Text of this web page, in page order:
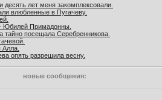
лет меня закомплексовали.
влюбленные в Пугачеву.
Юбилей Примадонны.
посещала Серебренникова.
опять разрешила весну.
новые сообщения: